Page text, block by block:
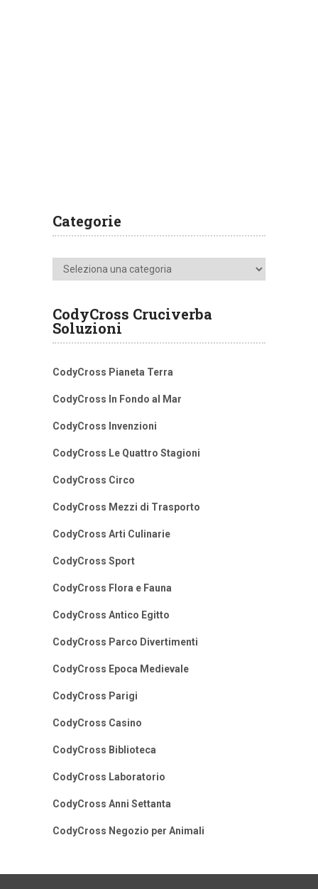
Categorie
Categorie
CodyCross Cruciverba
Soluzioni
CodyCross Pianeta Terra
CodyCross In Fondo al Mar
CodyCross Invenzioni
CodyCross Le Quattro Stagioni
CodyCross Circo
CodyCross Mezzi di Trasporto
CodyCross Arti Culinarie
CodyCross Sport
CodyCross Flora e Fauna
CodyCross Antico Egitto
CodyCross Parco Divertimenti
CodyCross Epoca Medievale
CodyCross Parigi
CodyCross Casino
CodyCross Biblioteca
CodyCross Laboratorio
CodyCross Anni Settanta
CodyCross Negozio per Animali